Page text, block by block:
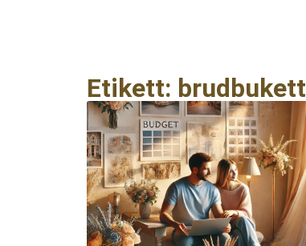
Etikett: brudbukett